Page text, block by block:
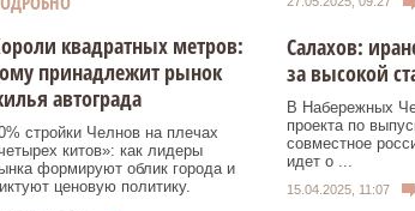
квадратных метров:
принадлежит рынок
автограда
стройки Челнов на плечах
китов»: как лидеры
формируют облик города и
ценовую политику.
Салахов:
за высокой
В Набережных
проекта по
совместное
идет о ...
15.04.2025, 11:07